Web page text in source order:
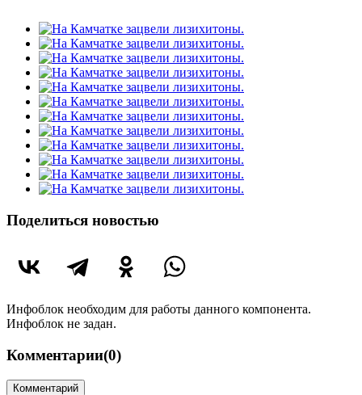
Поделиться новостью
Инфоблок необходим для работы данного компонента.
Инфоблок не задан.
Комментарии(0)
Комментарий